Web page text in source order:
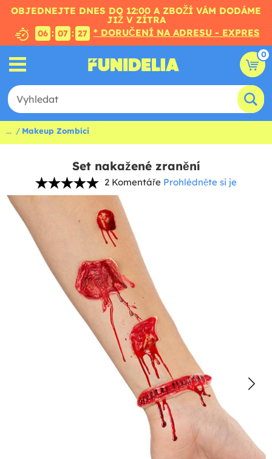
OBJEDNEJTE DNES DO 12:00 A ZBOŽÍ VÁM DODÁME
JIŽ V ZÍTRA
06 : 07 : 26 * DORUČENÍ NA ADRESU - EXPRES
0
... Makeup Zombíci
Set nakažené zranění
2 Komentáře Prohlédněte si je